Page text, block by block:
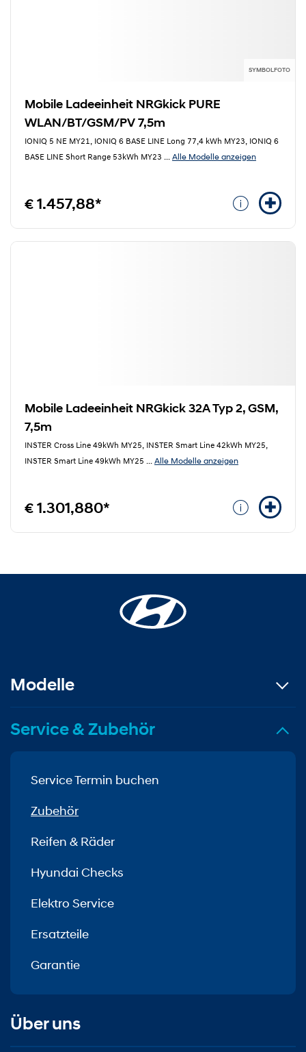
SYMBOLFOTO
Mobile Ladeeinheit NRGkick PURE
WLAN/BT/GSM/PV 7,5m
IONIQ 5 NE MY21, IONIQ 6 BASE LINE Long 77,4 kWh MY23, IONIQ 6
BASE LINE Short Range 53kWh MY23 ... Alle Modelle anzeigen
€ 1.457,88*
Mobile Ladeeinheit NRGkick 32A Typ 2, GSM,
7,5m
INSTER Cross Line 49kWh MY25, INSTER Smart Line 42kWh MY25,
INSTER Smart Line 49kWh MY25 ... Alle Modelle anzeigen
€ 1.301,880*
Modelle
Service & Zubehör
Service Termin buchen
Zubehör
Reifen & Räder
Hyundai Checks
Elektro Service
Ersatzteile
Garantie
Über uns